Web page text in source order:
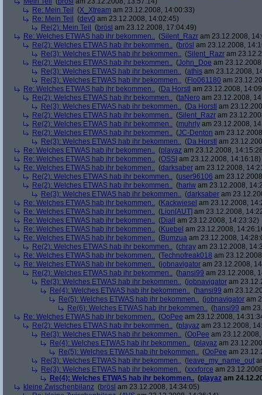
Re: Mein Teil
(X_Xtream am 23.12.2008, 14:00:33)
Re: Mein Teil
(dev0 am 23.12.2008, 14:02:45)
Re(2): Mein Teil
(brösl am 23.12.2008, 17:04:49)
Re: Welches ETWAS hab ihr bekommen.. (Silent_Razr am 23.12.2008,
Re(2): Welches ETWAS hab ihr bekommen.. (brösl am 23.12.2008,
Re(3): Welches ETWAS hab ihr bekommen.. (Silent_Razr am
Re(2): Welches ETWAS hab ihr bekommen.. (John_Doe am
Re(3): Welches ETWAS hab ihr bekommen.. (athis am 23.12.2008,
Re(3): Welches ETWAS hab ihr bekommen.. (Flo061180 am
Re: Welches ETWAS hab ihr bekommen.. (Da Horstl am 23.12.2008,
Re(2): Welches ETWAS hab ihr bekommen.. (taNero am 23.12.2008,
Re(3): Welches ETWAS hab ihr bekommen.. (Da Horstl am
Re(2): Welches ETWAS hab ihr bekommen.. (Silent_Razr am
Re(2): Welches ETWAS hab ihr bekommen.. (muhrly am 23.12.2008,
Re(2): Welches ETWAS hab ihr bekommen.. (JC-Denton am
Re(3): Welches ETWAS hab ihr bekommen.. (Da Horstl am
Re: Welches ETWAS hab ihr bekommen.. (playaz am 23.12.2008,
Re: Welches ETWAS hab ihr bekommen.. (OSSI am 23.12.2008, 14:16:18)
Re: Welches ETWAS hab ihr bekommen.. (darksaber am 23.12.2008,
Re(2): Welches ETWAS hab ihr bekommen.. (user96106 am
Re(2): Welches ETWAS hab ihr bekommen.. (hariw am 23.12.2008,
Re(3): Welches ETWAS hab ihr bekommen.. (darksaber am
Re: Welches ETWAS hab ihr bekommen.. (Kackwiesel am 23.12.2008,
Re: Welches ETWAS hab ihr bekommen.. (Lion[AUT] am 23.12.2008,
Re: Welches ETWAS hab ihr bekommen.. (Diall
am 23.12.2008, 14:23:32)
Re: Welches ETWAS hab ihr bekommen.. (Kuebel am 23.12.2008,
Re: Welches ETWAS hab ihr bekommen.. (Bumzua am 23.12.2008,
Re(2): Welches ETWAS hab ihr bekommen.. (chray am 23.12.2008,
Re: Welches ETWAS hab ihr bekommen.. (Technofreak018 am
Re: Welches ETWAS hab ihr bekommen.. (jobnavigator am 23.12.2008,
Re(2): Welches ETWAS hab ihr bekommen.. (hansi99 am 23.12.2008,
Re(3): Welches ETWAS hab ihr bekommen.. (jobnavigator am
Re(4): Welches ETWAS hab ihr bekommen.. (hansi99 am
Re(5): Welches ETWAS hab ihr bekommen.. (jobnavigator am
Re(6): Welches ETWAS hab ihr bekommen.. (hansi99 am
Re: Welches ETWAS hab ihr bekommen.. (OoPee am 23.12.2008,
Re(2): Welches ETWAS hab ihr bekommen.. (playaz am 23.12.2008,
Re(3): Welches ETWAS hab ihr bekommen.. (OoPee am
Re(4): Welches ETWAS hab ihr bekommen.. (playaz am
Re(5): Welches ETWAS hab ihr bekommen.. (OoPee am
Re(3): Welches ETWAS hab ihr bekommen.. ( leave_my_name_out
Re(3): Welches ETWAS hab ihr bekommen.. (xxxforce am
Re(4): Welches ETWAS hab ihr bekommen.. (playaz am
kleine Zwischenbilanz (brösl am 23.12.2008, 14:34:05)